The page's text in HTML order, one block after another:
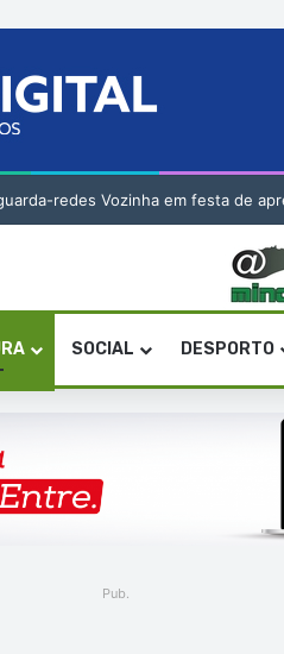
Ação Especial de Sandra Helena
SOCIAL DESPORTO
Pub.